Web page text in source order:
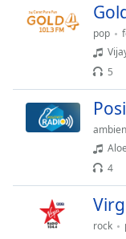
window.
Beginning
window.
pop
Vijay
5
4
rock